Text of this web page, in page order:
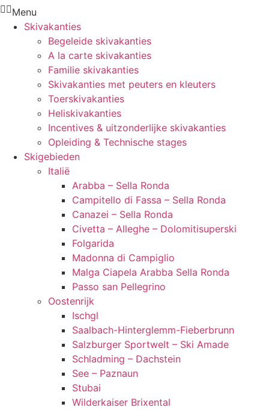
Menu
Skivakanties
Begeleide skivakanties
A la carte skivakanties
Familie skivakanties
Skivakanties met peuters en kleuters
Toerskivakanties
Heliskivakanties
Incentives & uitzonderlijke skivakanties
Opleiding & Technische stages
Skigebieden
Italië
Arabba – Sella Ronda
Campitello di Fassa – Sella Ronda
Canazei – Sella Ronda
Civetta – Alleghe – Dolomitisuperski
Folgarida
Madonna di Campiglio
Malga Ciapela Arabba Sella Ronda
Passo san Pellegrino
Oostenrijk
Ischgl
Saalbach-Hinterglemm-Fieberbrunn
Salzburger Sportwelt – Ski Amade
Schladming – Dachstein
See – Paznaun
Stubai
Wilderkaiser Brixental